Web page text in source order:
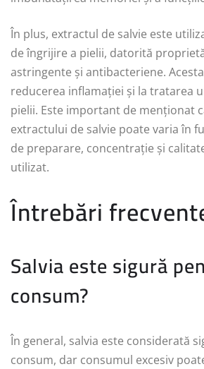
În plus, extractul de salvie este
de îngrijire a pielii, datorită
astringente și antibacteriene.
reducerea inflamației și la tratarea
pielii. Este important de menționat
extractului de salvie poate varia în
de preparare, concentrație și
utilizat.
Întrebări
Salvia este sigură
consum?
În general, salvia este considerată
consum, dar consumul excesiv